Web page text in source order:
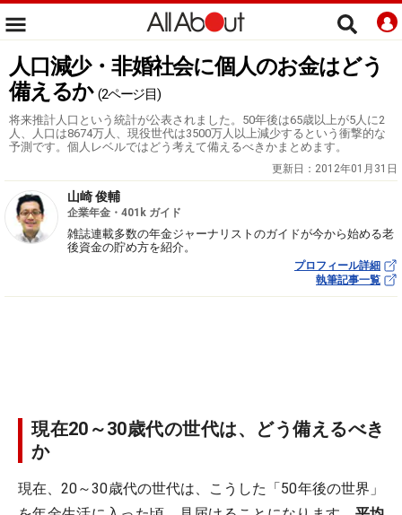
人口減少・非婚社会に個人のお金はどう
備えるか (2ページ目)
将来推計人口という統計が公表されました。50年後は65歳以上が5人に2
人、人口は8674万人、現役世代は3500万人以上減少するという衝撃的な
予測です。個人レベルではどう考えて備えるべきかまとめます。
更新日： 2012年01月31日
山崎 俊輔
企業年金・401k ガイド
雑誌連載多数の年金ジャーナリストのガイドが今から始める老
後資金の貯め方を紹介。
プロフィール詳細
執筆記事一覧
現在20～30歳代の世代は、どう備えるべき
か
現在、20～30歳代の世代は、こうした「50年後の世界」